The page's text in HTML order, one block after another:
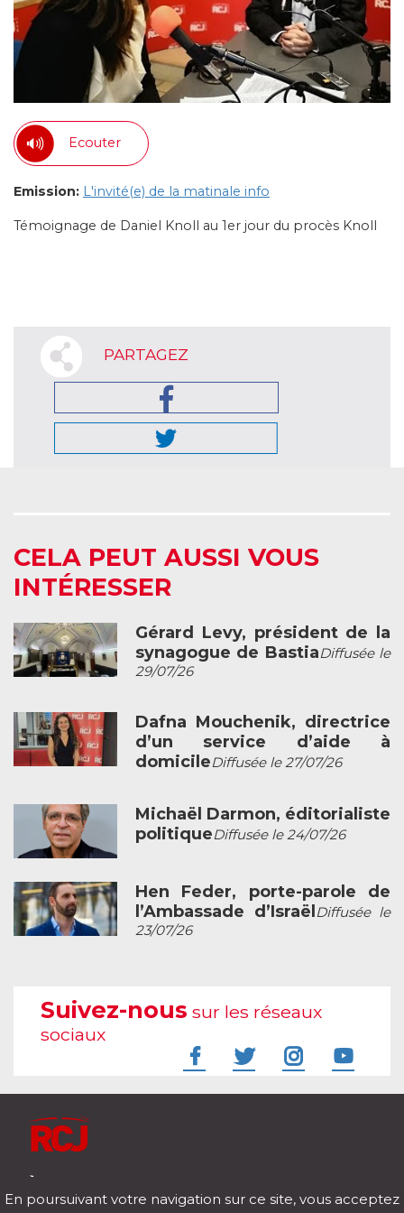
Ecouter
Emission: L'invité(e) de la matinale info
Témoignage de Daniel Knoll au 1er jour du procès Knoll
PARTAGEZ
CELA PEUT AUSSI VOUS
INTÉRESSER
Gérard Levy, président de la
synagogue de BastiaDiffusée le
29/07/26
Dafna Mouchenik, directrice
d’un service d’aide à
domicileDiffusée le 27/07/26
Michaël Darmon, éditorialiste
politiqueDiffusée le 24/07/26
Hen Feder, porte-parole de
l’Ambassade d’Israël Diffusée le
23/07/26
Suivez-nous sur les réseaux
sociaux
Télécharger notre application pour iOs et Android
En poursuivant votre navigation sur ce site, vous acceptez